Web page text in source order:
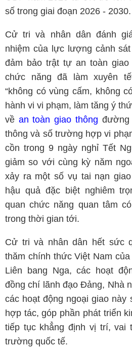
số trong giai đoạn 2026 - 2030.
Cử tri và nhân dân đánh
nhiệm của lực lượng cảnh
đảm bảo trật tự an toàn
chức năng đã làm xuyên
“không có vùng cấm, không
hành vi vi phạm, làm tăng ý
về an toàn giao thông
thông và số trường hợp vi
cồn trong 9 ngày nghỉ Tết
giảm so với cùng kỳ năm
xảy ra một số vụ tai nạn
hậu quả đặc biệt nghiêm
quan chức năng quan tâm
trong thời gian tới.
Cử tri và nhân dân hết sức
thăm chính thức Việt Nam
Liên bang Nga, các hoạt
đồng chí lãnh đạo Đảng, Nhà
các hoạt động ngoại giao
hợp tác, góp phần phát triển
tiếp tục khẳng định vị trí, vai
trường quốc tế.